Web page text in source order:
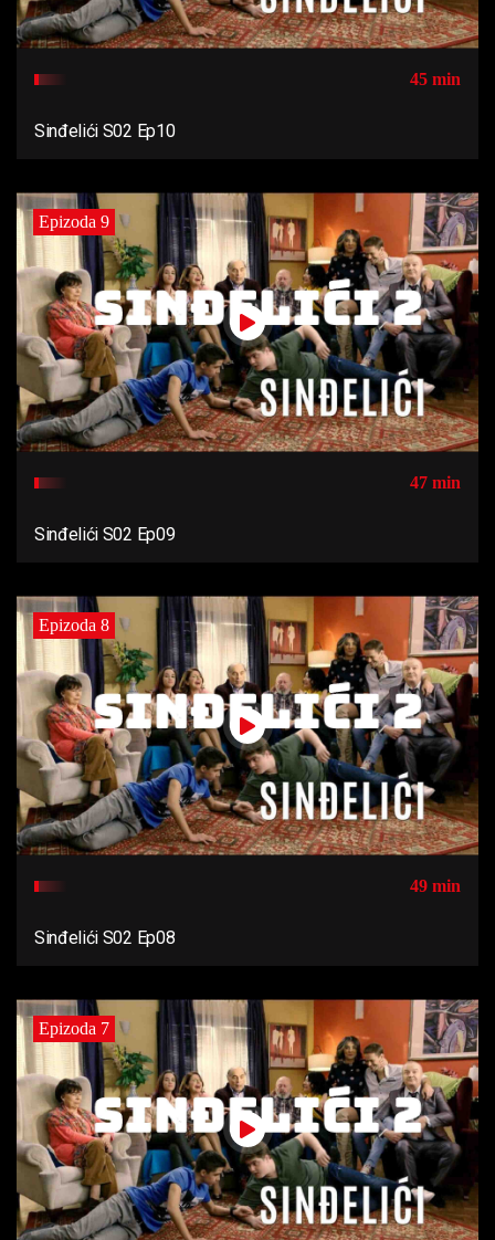
45 min
Sinđelići S02 Ep10
Epizoda 9
47 min
Sinđelići S02 Ep09
Epizoda 8
49 min
Sinđelići S02 Ep08
Epizoda 7